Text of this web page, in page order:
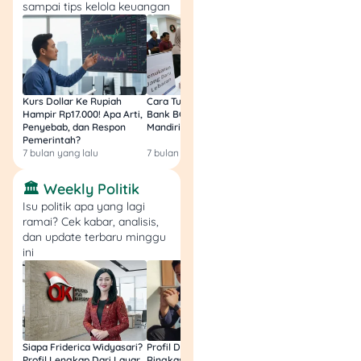
Paduan Niqab dan
Kacamata
Sumber: Instagram
sampai tips kelola keuangan
Kurs Dollar Ke Rupiah
Hampir Rp17.000! Apa Arti,
Penyebab, dan Respon
Pemerintah?
7 bulan yang lalu
Cara Tukar Uang Baru di
Bank BCA (Umum, BNI,
Mandiri, BRI, dan BSI) 2026!
7 bulan yang lalu
🏛️ Weekly Politik
Isu politik apa yang lagi
ramai? Cek kabar, analisis,
dan update terbaru minggu
ini
Siapa Friderica Widyasari? Profil Darma Mangkuluhur: